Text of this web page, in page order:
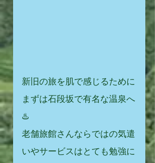
新旧の旅を肌で感じるために
まずは石段坂で有名な温泉へ
♨️
老舗旅館さんならではの気遣
いやサービスはとても勉強に